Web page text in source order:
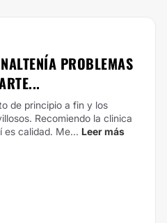
PROBLEMAS
de principio a fin y los
Recomiendo la clinica
es calidad. Me... Leer más